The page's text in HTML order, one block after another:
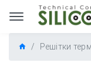
Решітки